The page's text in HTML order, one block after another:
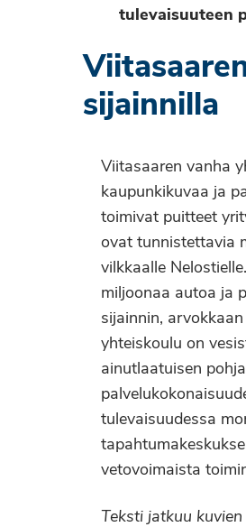
tulevaisuuteen
sijainnilla
Viitasaaren vanha
kaupunkikuvaa ja
toimivat puitteet
ovat tunnistettavia
vilkkaalle
miljoonaa autoa ja
sijainnin,
yhteiskoulu on
ainutlaatuisen
tulevaisuudessa
vetovoimaista
Teksti jatkuu kuvien